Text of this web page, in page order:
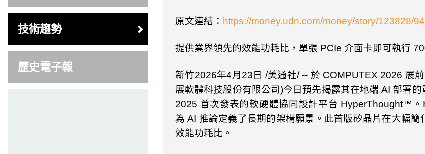
技術趨勢
歷史電子報
原文連結： https://money.udn.com/money/story/123828/
提供業界領先的效能功耗比，單張 PCIe 介面卡即可執行
新竹2026年4月 23 日 /美通社/ -- 於 COMPUTEX 2026 展前
展軟體科技股份有限公司)今日預先揭露其在地端 AI 部署
2025 首次發表的軟硬體協同設計平台 HyperThought™。
為 AI 推論定義了長期的架構願景。此首版矽晶片在大幅
效能功耗比。